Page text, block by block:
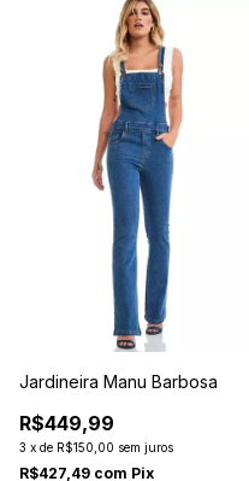
Jardineira Manu Barbosa
R$449,99
3 x de R$150,00 sem juros
R$427,49 com Pix